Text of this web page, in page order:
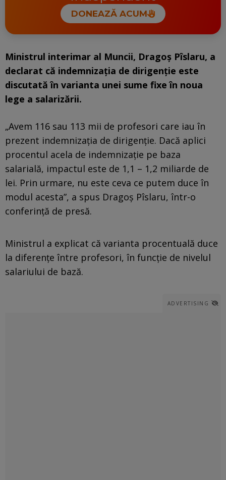
DONEAZĂ ACUM
Ministrul interimar al Muncii, Dragoș Pîslaru, a
declarat că indemnizația de dirigenție este
discutată în varianta unei sume fixe în noua
lege a salarizării.
„Avem 116 sau 113 mii de profesori care iau în
prezent indemnizația de dirigenție. Dacă aplici
procentul acela de indemnizație pe baza
salarială, impactul este de 1,1 – 1,2 miliarde de
lei. Prin urmare, nu este ceva ce putem duce în
modul acesta”, a spus Dragoș Pîslaru, într-o
conferință de presă.
Ministrul a explicat că varianta procentuală duce
la diferențe între profesori, în funcție de nivelul
salariului de bază.
ADVERTISING